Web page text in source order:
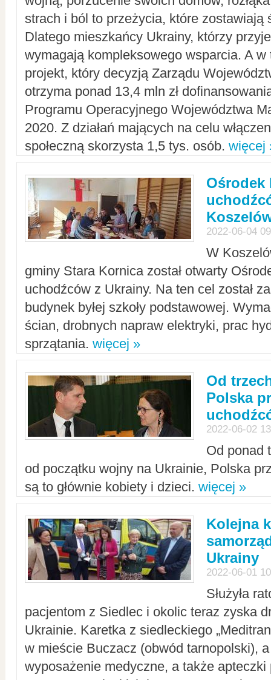
strach i ból to przeżycia, które zostawiają
Dlatego mieszkańcy Ukrainy, którzy
wymagają kompleksowego wsparcia. A w
projekt, który decyzją Zarządu
otrzyma ponad 13,4 mln zł
Programu Operacyjnego Województwa
2020. Z działań mających na celu
społeczną skorzysta 1,5 tys. osób. więcej
Ośrodek
2022-06-04
W
gminy Stara Kornica został otwarty
uchodźców z Ukrainy. Na ten cel został
budynek byłej szkoły podstawowej.
ścian, drobnych napraw elektryki, prac
sprzątania. więcej »
Od
Polska
2022-06-02
Od ponad
od początku wojny na Ukrainie, Polska
są to głównie kobiety i dzieci. więcej »
Kolejna
Ukrainy
2022-06-01
Służyła
pacjentom z Siedlec i okolic teraz zyska
Ukrainie. Karetka z siedleckiego
w mieście Buczacz (obwód tarnopolski),
wyposażenie medyczne, a także apteczki